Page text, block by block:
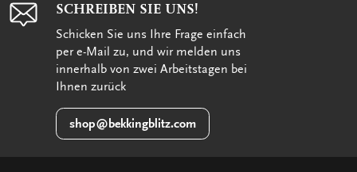
SCHREIBEN SIE UNS!
Schicken Sie uns Ihre Frage einfach
per e-Mail zu, und wir melden uns
innerhalb von zwei Arbeitstagen bei
Ihnen zurück
shop@bekkingblitz.com